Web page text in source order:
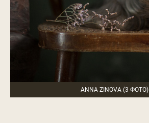
ANNA ZINOVA (3 ФОТО)